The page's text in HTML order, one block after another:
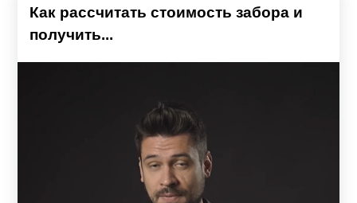
Как рассчитать стоимость забора и
получить...